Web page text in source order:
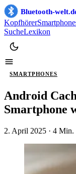
Bluetooth-
Kopfhörer
SucheLexikon
SMARTPHONES
Android
Smartphone
2. April 2025 · 4 Min.